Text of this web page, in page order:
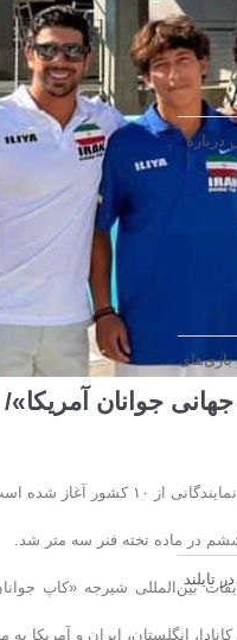
جوانان
رقابت‌های بین‌المللی شیرجه «کاپ
در ماده تخته فنر سه متر شد.
کانادا، انگلستان، ایران و آمریکا
درباره
رسیدن به فینال ۴۰۰ متر بازی‌های
تایلند